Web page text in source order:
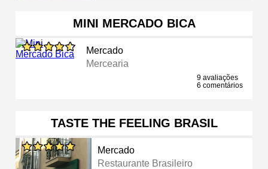
MINI MERCADO BICA
Mercado
Mercearia
9 avaliações
6 comentários
TASTE THE FEELING BRASIL
Mercado
Restaurante Brasileiro